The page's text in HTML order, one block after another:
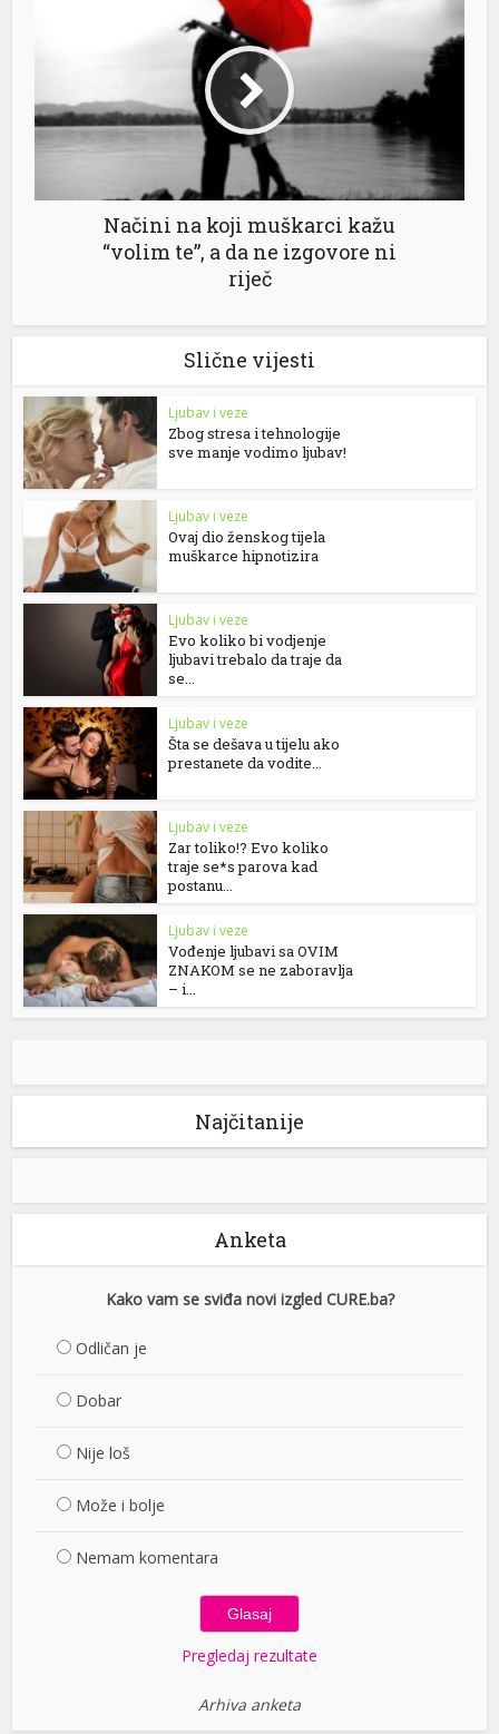
Načini na koji muškarci kažu
“volim te”, a da ne izgovore ni
riječ
Slične vijesti
Ljubav i veze
Zbog stresa i tehnologije
sve manje vodimo ljubav!
Ljubav i veze
Ovaj dio ženskog tijela
muškarce hipnotizira
Ljubav i veze
Evo koliko bi vodjenje
ljubavi trebalo da traje da
se...
Ljubav i veze
Šta se dešava u tijelu ako
prestanete da vodite...
Ljubav i veze
Zar toliko!? Evo koliko
traje se*s parova kad
postanu...
Ljubav i veze
Vođenje ljubavi sa OVIM
ZNAKOM se ne zaboravlja
– i...
Najčitanije
Anketa
Kako vam se sviđa novi izgled CURE.ba?
Odličan je
Dobar
Nije loš
Može i bolje
Nemam komentara
Pregledaj rezultate
Arhiva anketa